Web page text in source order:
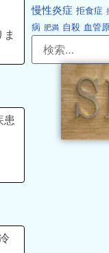
患
慢性炎症 拒食症
病 肥満 自殺 血管